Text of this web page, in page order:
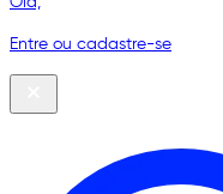
Entre ou cadastre-se